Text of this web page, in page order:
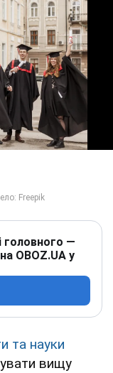
головного —
OBOZ.UA у
та науки
вищу